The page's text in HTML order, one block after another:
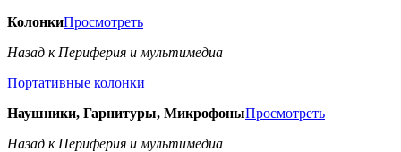
КолонкиПросмотреть
Назад к Периферия и мультимедиа
Портативные колонки
Наушники, Гарнитуры, МикрофоныПросмотреть
Назад к Периферия и мультимедиа